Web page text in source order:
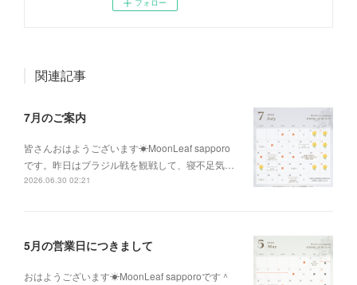
フォロー
関連記事
7月のご案内
皆さんおはようございます☀MoonLeaf sapporo
です。昨日はブラジル戦を観戦して、寝不足気…
2026.06.30 02:21
5月の営業日につきまして
おはようございます☀MoonLeaf sapporoです＾